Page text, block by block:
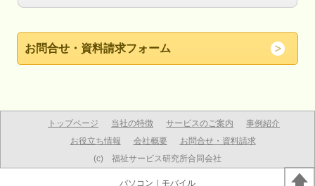
お問合せ・資料請求フォーム
(c) 福祉サービス研究所合同会社
トップページ 当社の特徴 サービスのご案内
事例紹介
お役立ち情報
会社概要 お問合せ・資料請求
パソコン ｜モバイル